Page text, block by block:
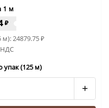
1 м
₽
м): 24879.75₽
НДС
упак (125 м)
+